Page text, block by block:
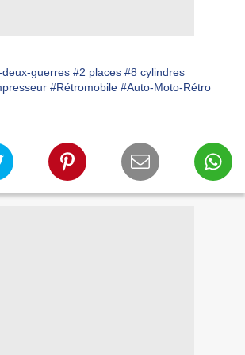
guerres #2 places #8 cylindres
#Rétromobile #Auto-Moto-Rétro